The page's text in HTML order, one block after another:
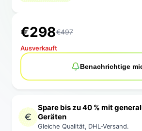
€298€497
Ausverkauft
Benachrichtige
Spare bis zu 40 % mit
Geräten
Gleiche Qualität, DHL-Versand.